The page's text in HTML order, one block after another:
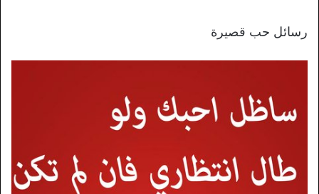
رسائل حب قصيرة